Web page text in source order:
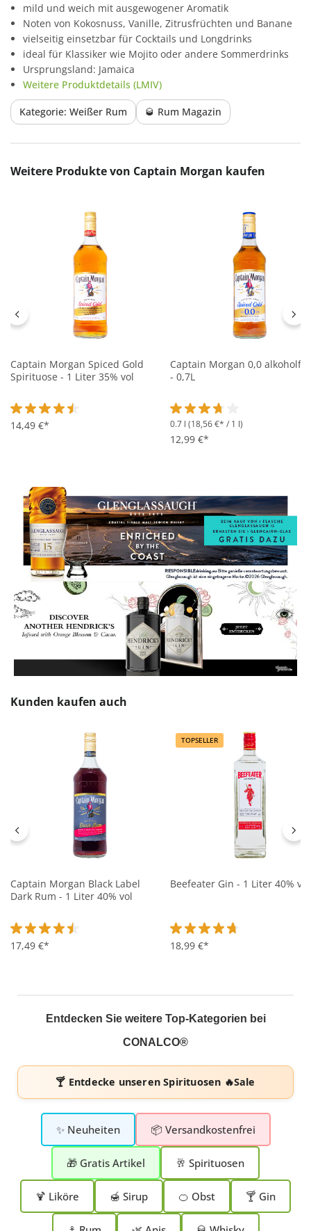
mild und weich mit ausgewogener Aromatik
Noten von Kokosnuss, Vanille, Zitrusfrüchten und Banane
vielseitig einsetzbar für Cocktails und Longdrinks
ideal für Klassiker wie Mojito oder andere Sommerdrinks
Ursprungsland: Jamaica
Weitere Produktdetails (LMIV)
Kategorie: Weißer Rum 🥃 Rum Magazin
Produktgalerie überspringen
Weitere Produkte von Captain Morgan kaufen
Captain Morgan Spiced Gold
Spirituose - 1 Liter 35% vol
Durchschnittliche Bewertung von 4.4 von 5 Sternen
14,49 €*
Captain Morgan 0,0
- 0,7L
Durchschnittliche
0.7 l (18,56 €* / 1 l)
12,99 €*
Produktgalerie überspringen
Kunden kaufen auch
Captain Morgan Black Label
Dark Rum - 1 Liter 40% vol
Durchschnittliche Bewertung von 4.5 von 5 Sternen
17,49 €*
TOPSELLER
Beefeater Gin - 1 Liter 40% vol
Durchschnittliche
18,99 €*
Entdecken Sie weitere Top-Kategorien bei
CONALCO®
🍸 Entdecke unserenSpirituosen 🔥Sale
✨ Neuheiten 📦 Versandkostenfrei
🎁 Gratis Artikel 🥂 Spirituosen
🍹 Liköre 🍯 Sirup 🍊 Obst 🍸 Gin